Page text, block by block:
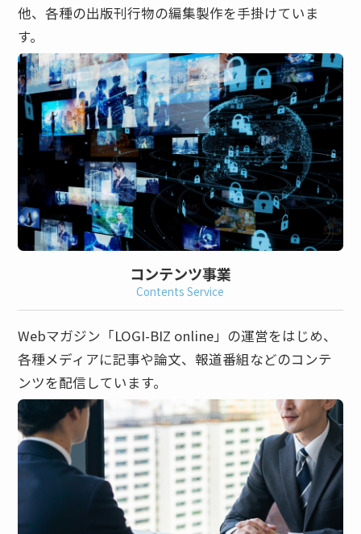
他、各種の出版刊行物の編集製作を手掛けていま
す。
コンテンツ事業
Contents Service
Webマガジン「LOGI-BIZ online」の運営をはじめ、
各種メディアに記事や論文、報道番組などのコンテ
ンツを配信しています。